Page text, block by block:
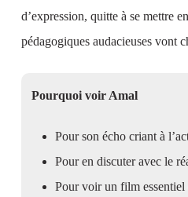
d’expression, quitte à se mettre
pédagogiques audacieuses vont
Pourquoi voir Amal
Pour son écho criant à
Pour en discuter avec le
Pour voir un film essentiel